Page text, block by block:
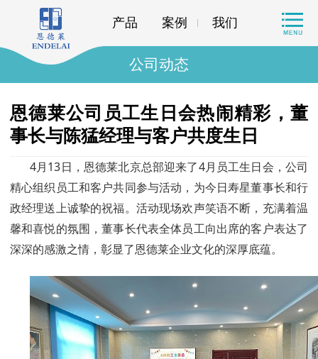
产品 案例 我们
公司动态
恩德莱公司员工生日会热闹精彩，董
事长与陈猛经理与客户共度生日
4月13日，恩德莱北京总部迎来了4月员工生日会，公司
精心组织员工和客户共同参与活动，为今日寿星董事长和行
政经理送上诚挚的祝福。活动现场欢声笑语不断，充满着温
馨和喜悦的氛围，董事长代表全体员工向出席的客户表达了
深深的感激之情，彰显了恩德莱企业文化的深厚底蕴。